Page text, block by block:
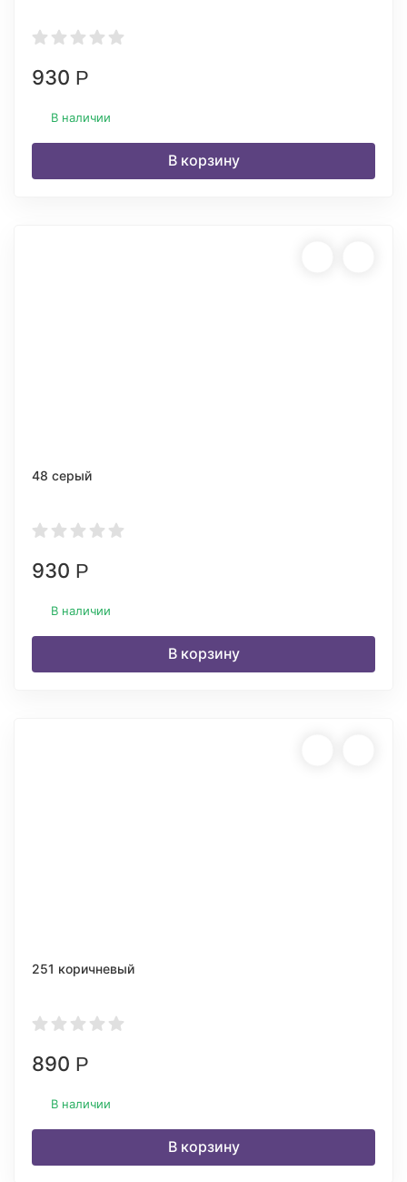
930 Р
В наличии
В корзину
48 серый
930 Р
В наличии
В корзину
251 коричневый
890 Р
В наличии
В корзину